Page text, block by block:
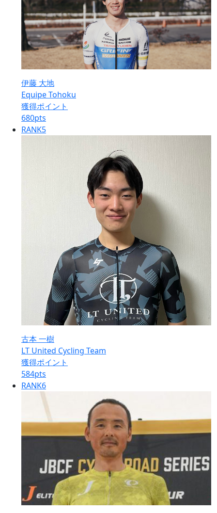
伊藤 大地
Equipe Tohoku
獲得ポイント
680pts
RANK5
古本 一樹
LT United Cycling Team
獲得ポイント
584pts
RANK6